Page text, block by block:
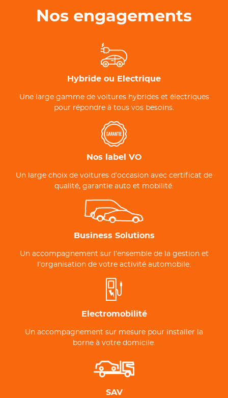
Nos engagements
Hybride ou Electrique
Une large gamme de voitures hybrides et électriques
pour répondre à tous vos besoins.
Nos label VO
Un large choix de voitures d’occasion avec certificat de
qualité, garantie auto et mobilité.
Business Solutions
Un accompagnement sur l’ensemble de la gestion et
l’organisation de votre activité automobile.
Electromobilité
Un accompagnement sur mesure pour installer la
borne à votre domicile.
SAV